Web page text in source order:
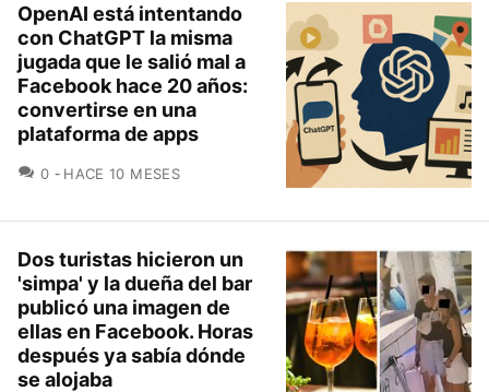
OpenAI está intentando
con ChatGPT la misma
jugada que le salió mal a
Facebook hace 20 años:
convertirse en una
plataforma de apps
0 COMENTARIOS
HACE 10 MESES
Dos turistas hicieron un
'simpa' y la dueña del bar
publicó una imagen de
ellas en Facebook. Horas
después ya sabía dónde
se alojaba